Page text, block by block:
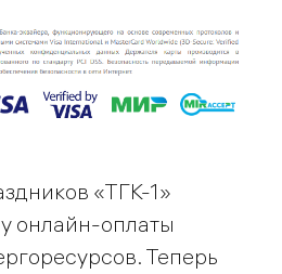
«ТГК-1»
онлайн-оплаты
Теперь